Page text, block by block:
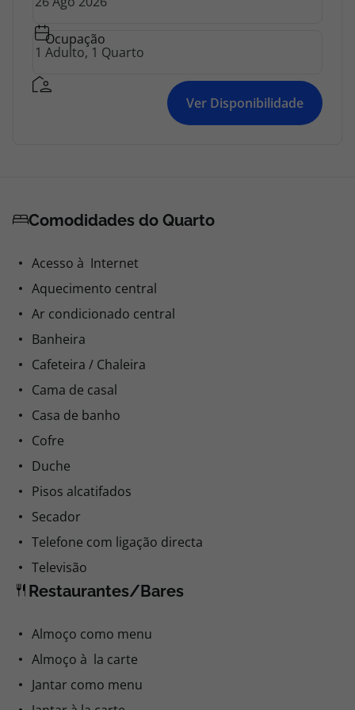
Ocupação
Ver Disponibilidade
Comodidades do Quarto
Acesso à Internet
Aquecimento central
Ar condicionado central
Banheira
Cafeteira / Chaleira
Cama de casal
Casa de banho
Cofre
Duche
Pisos alcatifados
Secador
Telefone com ligação directa
Televisão
Restaurantes/Bares
Almoço como menu
Almoço à la carte
Jantar como menu